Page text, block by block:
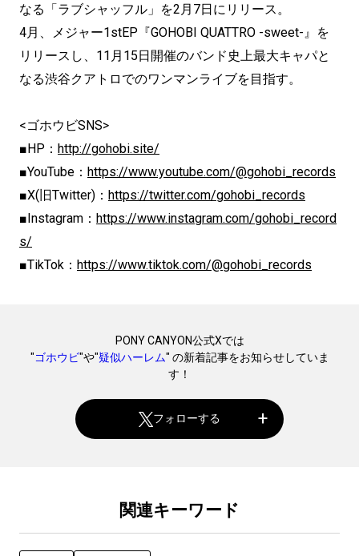
なる「ラブシャッフル」を2月7日にリリース。
4月、メジャー1stEP『GOHOBI QUATTRO -sweet-』を
リリースし、11月15日開催のバンド史上最大キャパと
なる渋谷クアトロでのワンマンライブを目指す。
<ゴホウビSNS>
■HP： http://gohobi.site/
■YouTube： https://www.youtube.com/@gohobi_records
■X(旧Twitter)： https://twitter.com/gohobi_records
■Instagram： https://www.instagram.com/gohobi_record
s/
■TikTok： https://www.tiktok.com/@gohobi_records
PONY CANYON公式Xでは
"ゴホウビ"や"疑似ハーレム" の新着記事をお知らせしていま
す！
フォローする
関連キーワード